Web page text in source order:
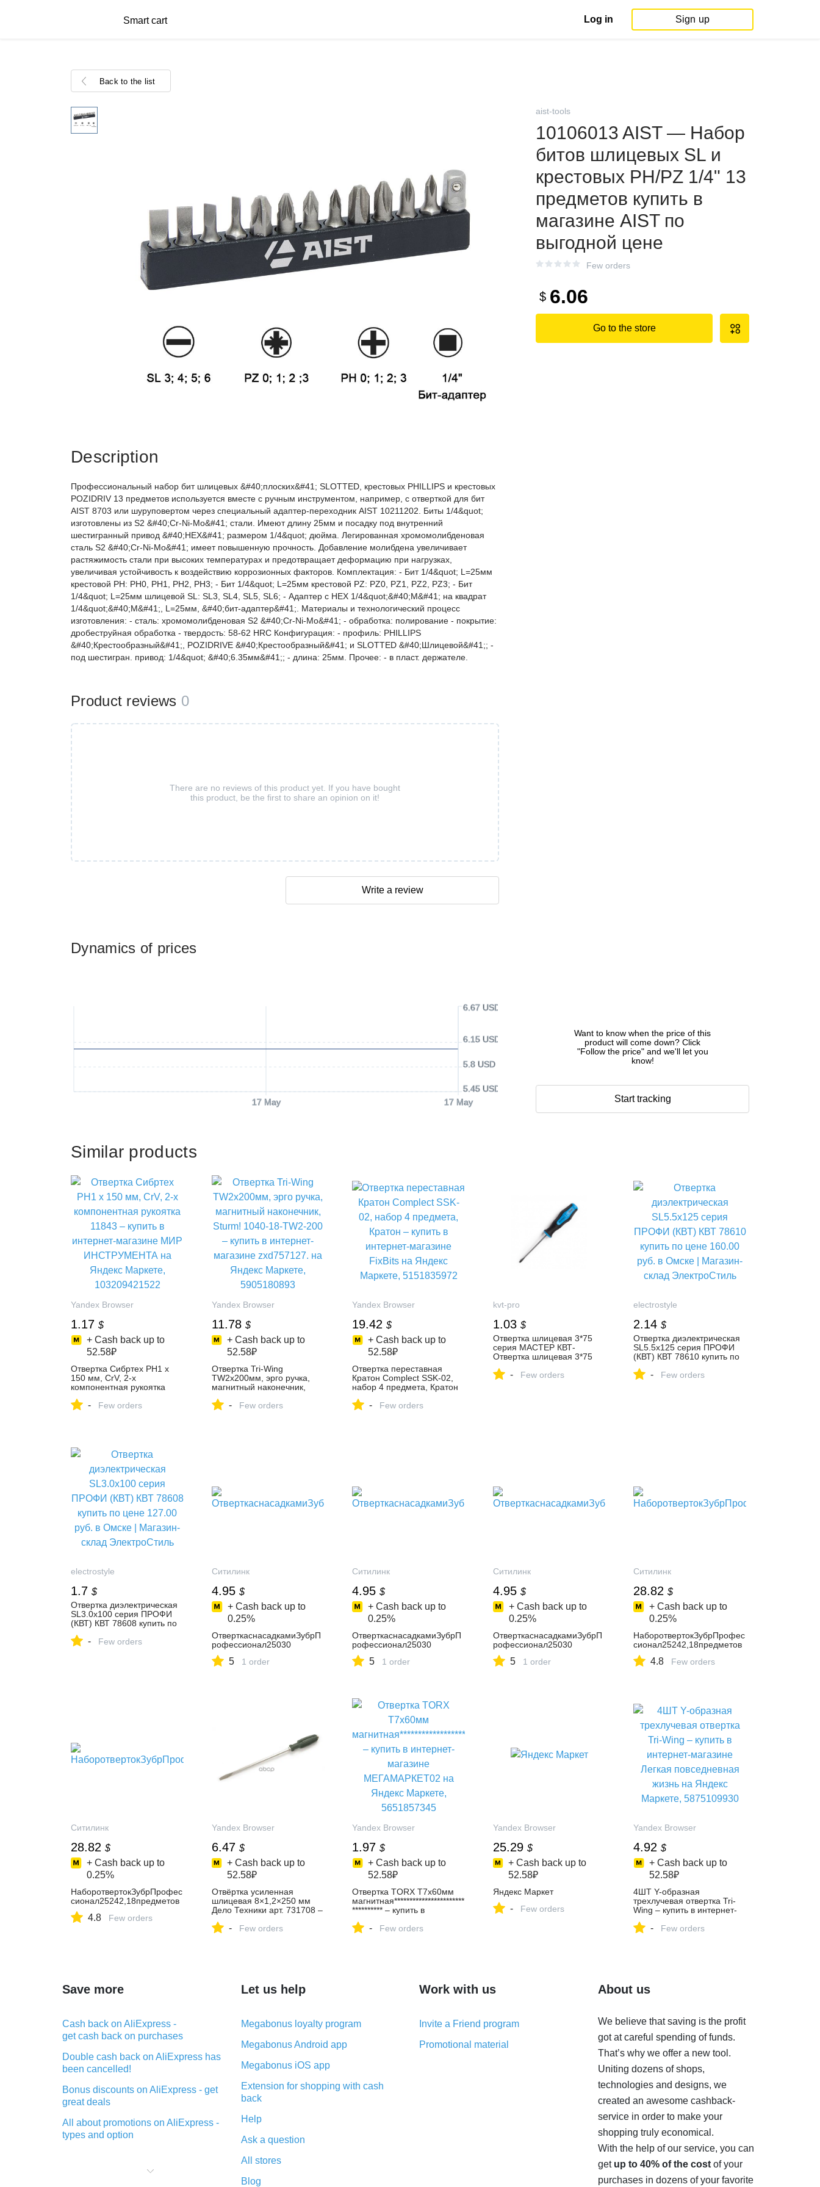
Smart cart Log in Sign up
Back to the list
aist-tools
10106013 AIST — Набор
битов шлицевых SL и
крестовых PH/PZ 1/4" 13
предметов купить в
магазине AIST по
выгодной цене
Few orders
$ 6.06
Go to the store
Dynamics of prices
17 May 17 May
5.45 USD
5.8 USD
6.15 USD
6.67 USD
Want to know when the price of this
product will come down? Click
"Follow the price" and we'll let you
know!
Start tracking
Description
Профессиональный набор бит шлицевых &#40;плоских&#41; SLOTTED, крестовых PHILLIPS и крестовых
POZIDRIV 13 предметов используется вместе с ручным инструментом, например, с отверткой для бит
AIST 8703 или шуруповертом через специальный адаптер-переходник AIST 10211202. Биты 1/4&quot;
изготовлены из S2 &#40;Cr-Ni-Mo&#41; стали. Имеют длину 25мм и посадку под внутренний
шестигранный привод &#40;HEX&#41; размером 1/4&quot; дюйма. Легированная хромомолибденовая
сталь S2 &#40;Cr-Ni-Mo&#41; имеет повышенную прочность. Добавление молибдена увеличивает
растяжимость стали при высоких температурах и предотвращает деформацию при нагрузках,
увеличивая устойчивость к воздействию коррозионных факторов. Комплектация: - Бит 1/4&quot; L=25мм
крестовой PH: PH0, PH1, PH2, PH3; - Бит 1/4&quot; L=25мм крестовой PZ: PZ0, PZ1, PZ2, PZ3; - Бит
1/4&quot; L=25мм шлицевой SL: SL3, SL4, SL5, SL6; - Адаптер с HEX 1/4&quot;&#40;M&#41; на квадрат
1/4&quot;&#40;M&#41;, L=25мм, &#40;бит-адаптер&#41;. Материалы и технологический процесс
изготовления: - сталь: хромомолибденовая S2 &#40;Cr-Ni-Mo&#41; - обработка: полирование - покрытие:
дробеструйная обработка - твердость: 58-62 HRC Конфигурация: - профиль: PHILLIPS
&#40;Крестообразный&#41;, POZIDRIVE &#40;Крестообразный&#41; и SLOTTED &#40;Шлицевой&#41;; -
под шестигран. привод: 1/4&quot; &#40;6.35мм&#41;; - длина: 25мм. Прочее: - в пласт. держателе.
Product reviews 0
There are no reviews of this product yet. If you have bought
this product, be the first to share an opinion on it!
Write a review
Similar products
Yandex Browser
1.17 $
+ Cash back up to
52.58₽
Отвертка Сибртех PH1 х
150 мм, CrV, 2-х
компонентная рукоятка
11843 – купить в интернет-
магазине МИР
- Few orders
Yandex Browser
11.78 $
+ Cash back up to
52.58₽
Отвертка Tri-Wing
TW2x200мм, эрго ручка,
магнитный наконечник,
Sturm! 1040-18-TW2-200 –
купить в интернет-магазине
- Few orders
Yandex Browser
19.42 $
+ Cash back up to
52.58₽
Отвертка переставная
Кратон Complect SSK-02,
набор 4 предмета, Кратон
– купить в интернет-
магазине FixBits на Яндекс
- Few orders
kvt-pro
1.03 $
Отвертка шлицевая 3*75
серия МАСТЕР КВТ-
Отвертка шлицевая 3*75
серия МАСТЕР (КВТ)
купить - цена, фото,
- Few orders
electrostyle
2.14 $
Отвертка диэлектрическая
SL5.5x125 серия ПРОФИ
(КВТ) КВТ 78610 купить по
цене 160.00 руб. в Омске |
Магазин-склад
- Few orders
electrostyle
1.7 $
Отвертка диэлектрическая
SL3.0x100 серия ПРОФИ
(КВТ) КВТ 78608 купить по
цене 127.00 руб. в Омске |
Магазин-склад
- Few orders
Ситилинк
4.95 $
+ Cash back up to
0.25%
ОтверткаснасадкамиЗубрП
рофессионал25030
5 1 order
Ситилинк
4.95 $
+ Cash back up to
0.25%
ОтверткаснасадкамиЗубрП
рофессионал25030
5 1 order
Ситилинк
4.95 $
+ Cash back up to
0.25%
ОтверткаснасадкамиЗубрП
рофессионал25030
5 1 order
Ситилинк
28.82 $
+ Cash back up to
0.25%
НаборотвертокЗубрПрофес
сионал25242,18предметов
4.8 Few orders
Ситилинк
28.82 $
+ Cash back up to
0.25%
НаборотвертокЗубрПрофес
сионал25242,18предметов
4.8 Few orders
Yandex Browser
6.47 $
+ Cash back up to
52.58₽
Отвёртка усиленная
шлицевая 8×1,2×250 мм
Дело Техники арт. 731708 –
купить в интернет-магазине
Avto-detali на Яндекс
- Few orders
Yandex Browser
1.97 $
+ Cash back up to
52.58₽
Отвертка TORX T7x60мм
магнитная***********************
********** – купить в
интернет-магазине
МЕГАМАРКЕТ02 на Яндекс
- Few orders
Yandex Browser
25.29 $
+ Cash back up to
52.58₽
Яндекс Маркет
- Few orders
Yandex Browser
4.92 $
+ Cash back up to
52.58₽
4ШТ Y-образная
трехлучевая отвертка Tri-
Wing – купить в интернет-
магазине Легкая
повседневная жизнь на
- Few orders
Save more
Cash back on AliExpress -
get cash back on purchases
Double cash back on AliExpress has
been cancelled!
Bonus discounts on AliExpress - get
great deals
All about promotions on AliExpress -
types and option
purchases on AliExpress - short and
Let us help
Megabonus loyalty program
Megabonus Android app
Megabonus iOS app
Extension for shopping with cash
back
Help
Ask a question
All stores
Blog
Work with us
Invite a Friend program
Promotional material
About us
We believe that saving is the profit
got at careful spending of funds.
That’s why we offer a new tool.
Uniting dozens of shops,
technologies and designs, we
created an awesome cashback-
service in order to make your
shopping truly economical.
With the help of our service, you can
get up to 40% of the costof your
purchases in dozens of your favorite